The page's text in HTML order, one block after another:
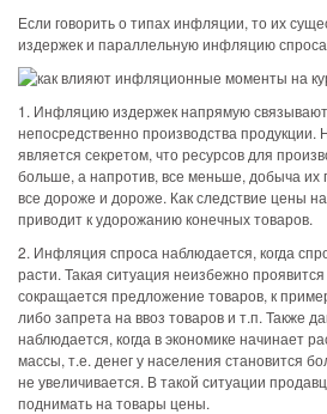
Если говорить о типах инфляции, то их
издержек и параллельную инфляцию
1. Инфляцию издержек напрямую
непосредственно производства продукции.
является секретом, что ресурсов для
больше, а напротив, все меньше, добыча их
все дороже и дороже. Как следствие цены
приводит к удорожанию конечных товаров.
2. Инфляция спроса наблюдается, когда
расти. Такая ситуация неизбежно проявится
сокращается предложение товаров, к
либо запрета на ввоз товаров и т.п. Также
наблюдается, когда в экономике начинает
массы, т.е. денег у населения становится
не увеличивается. В такой ситуации
поднимать на товары цены.